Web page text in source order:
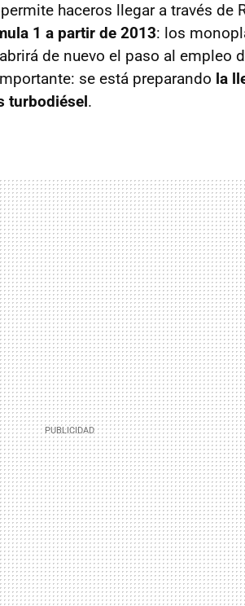
haceros llegar a través de
1 a partir de 2013: los
de nuevo el paso al empleo
se está preparando la
turbodiésel.